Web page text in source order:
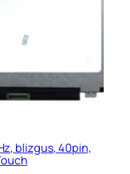
blizgus, 40pin,